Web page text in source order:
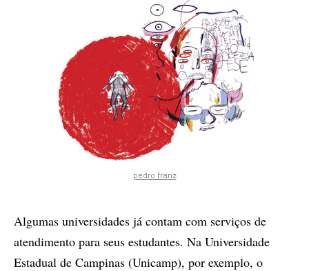
pedro franz
Algumas universidades já contam com serviços de
atendimento para seus estudantes. Na Universidade
Estadual de Campinas (Unicamp), por exemplo, o